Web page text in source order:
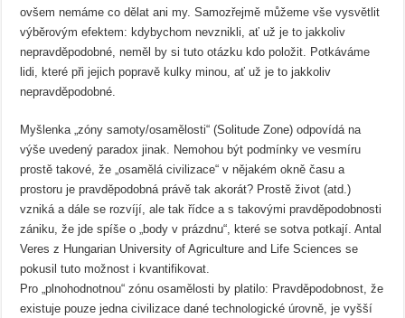
ovšem nemáme co dělat ani my. Samozřejmě můžeme vše vysvětlit
výběrovým efektem: kdybychom nevznikli, ať už je to jakkoliv
nepravděpodobné, neměl by si tuto otázku kdo položit. Potkáváme
lidi, které při jejich popravě kulky minou, ať už je to jakkoliv
nepravděpodobné.
Myšlenka „zóny samoty/osamělosti“ (Solitude Zone) odpovídá na
výše uvedený paradox jinak. Nemohou být podmínky ve vesmíru
prostě takové, že „osamělá civilizace“ v nějakém okně času a
prostoru je pravděpodobná právě tak akorát? Prostě život (atd.)
vzniká a dále se rozvíjí, ale tak řídce a s takovými pravděpodobnosti
zániku, že jde spíše o „body v prázdnu“, které se sotva potkají. Antal
Veres z Hungarian University of Agriculture and Life Sciences se
pokusil tuto možnost i kvantifikovat.
Pro „plnohodnotnou“ zónu osamělosti by platilo: Pravděpodobnost, že
existuje pouze jedna civilizace dané technologické úrovně, je vyšší